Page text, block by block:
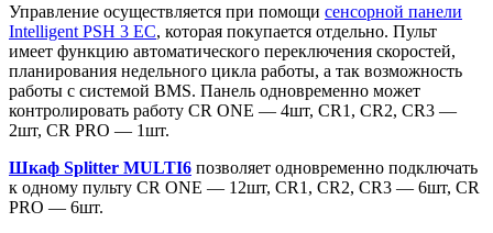
Управление осуществляется при помощи сенсорной панели
Intelligent PSH 3 ЕC, которая покупается отдельно. Пульт
имеет функцию автоматического переключения скоростей,
планирования недельного цикла работы, а так возможность
работы с системой BMS. Панель одновременно может
контролировать работу CR ONE — 4шт, CR1, CR2, CR3 —
2шт, CR PRO — 1шт.
Шкаф Splitter MULTI6 позволяет одновременно подключать
к одному пульту CR ONE — 12шт, CR1, CR2, CR3 — 6шт, CR
PRO — 6шт.